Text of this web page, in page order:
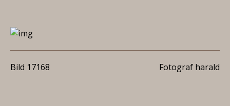
Bild 17168 Fotograf harald